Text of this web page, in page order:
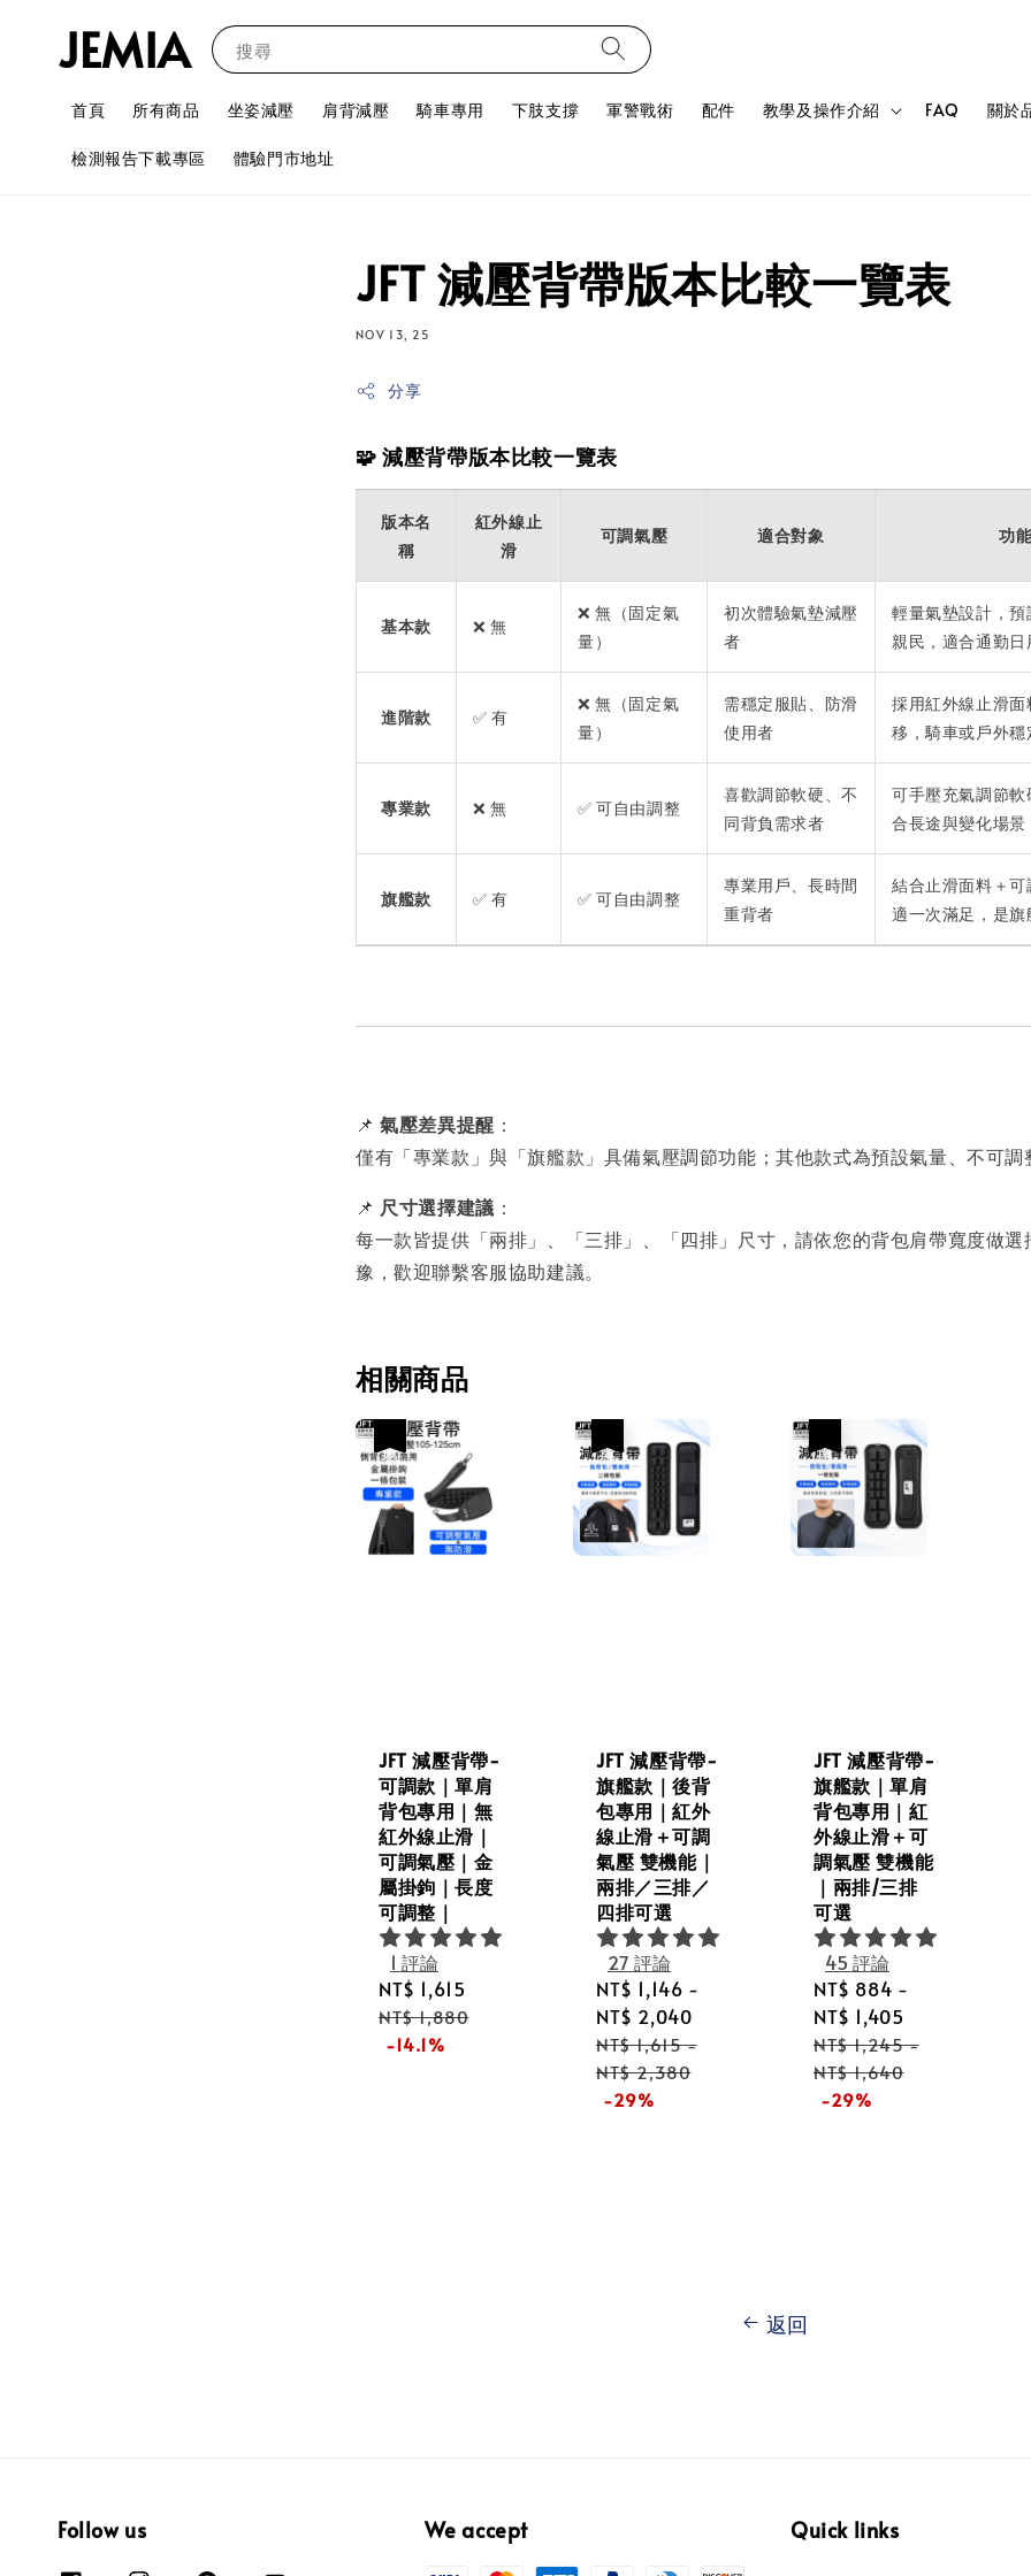
JEMIA 搜尋
首頁 所有商品 坐姿減壓 肩背減壓 騎車專用 下肢支撐 軍警戰術 配件 教學及操作介紹 FAQ 關於
檢測報告下載專區 體驗門市地址
JFT 減壓背帶版本比較一覽表
NOV 13, 25
分享
🧩 減壓背帶版本比較一覽表
版本名
稱
紅外線止
滑
可調氣壓 適合對象 功
基本款 ❌ 無
❌ 無（固定氣
量）
初次體驗氣墊減壓
者
輕量氣墊設計，
親民，適合通勤日
進階款 ✅ 有
❌ 無（固定氣
量）
需穩定服貼、防滑
使用者
採用紅外線止滑
移，騎車或戶外穩
專業款 ❌ 無 ✅ 可自由調整
喜歡調節軟硬、不
同背負需求者
可手壓充氣調節
合長途與變化場景
旗艦款 ✅ 有 ✅ 可自由調整
專業用戶、長時間
重背者
結合止滑面料＋
適一次滿足，是旗
📌氣壓差異提醒 ：
僅有「專業款」與「旗艦款」具備氣壓調節功能；其他款式為預設氣量、不可調
📌 尺寸選擇建議 ：
每一款皆提供「兩排」、「三排」、「四排」尺寸，請依您的背包肩帶寬度做
豫，歡迎聯繫客服協助建議。
相關商品
JFT 減壓背帶-
可調款｜單肩
背包專用｜無
紅外線止滑｜
可調氣壓｜金
屬掛鉤｜長度
可調整｜
1 評論
Sale
price
NT$ 1,615
NT$ 1,880
-14.1%
JFT 減壓背帶-
旗艦款｜後背
包專用｜紅外
線止滑＋可調
氣壓 雙機能｜
兩排／三排／
四排可選
27 評論
Sale
price
NT$ 1,146 -
NT$ 2,040
Regular
price
NT$ 1,615-
NT$ 2,380
-29%
JFT 減壓背帶-
旗艦款｜單肩
背包專用｜紅
外線止滑＋可
調氣壓 雙機能
｜兩排/三排
可選
45 評論
Sale
price
NT$ 884 -
NT$ 1,405
Regular
price
NT$ 1,245-
NT$ 1,640
-29%
返回
Follow us We accept Quick links